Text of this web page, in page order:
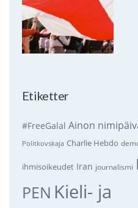
Etiketter
#FreeGalal Ainon
Politkovskaja Charlie Hebdo
ihmisoikeudet Iran journalismi
PEN Kieli- ja